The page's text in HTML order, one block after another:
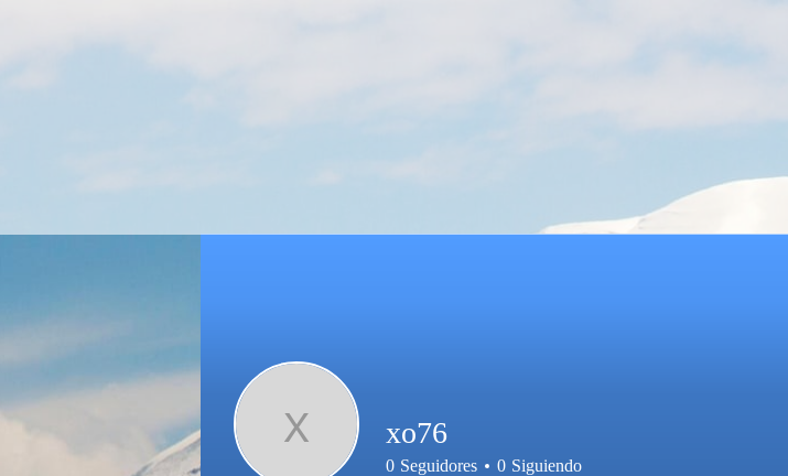
X xo76
0 Seguidores 0 Siguiendo